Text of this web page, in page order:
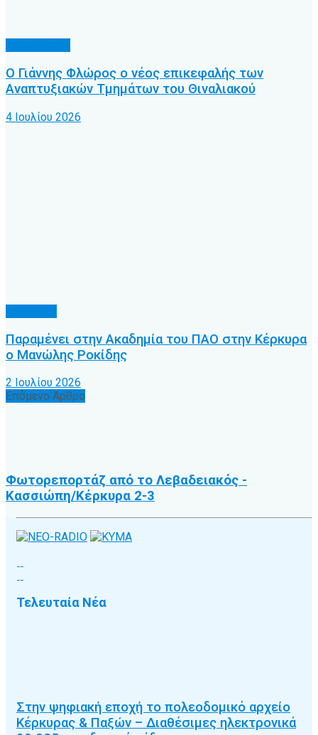
Ο Γιάννης Φλώρος ο νέος επικεφαλής των
Αναπτυξιακών Τμημάτων του Θιναλιακού
4 Ιουλίου 2026
Παραμένει στην Ακαδημία του ΠΑΟ στην Κέρκυρα
ο Μανώλης Ροκίδης
2 Ιουλίου 2026
Επόμενο Άρθρο
Φωτορεπορτάζ από το Λεβαδειακός -
Κασσιώπη/Κέρκυρα 2-3
Τελευταία Νέα
Στην ψηφιακή εποχή το πολεοδομικό αρχείο
Κέρκυρας & Παξών – Διαθέσιμες ηλεκτρονικά